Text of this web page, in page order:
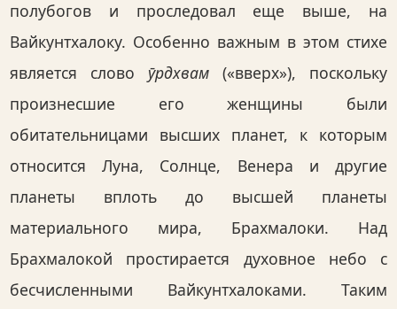
полубогов и проследовал еще выше, на
Вайкунтхалоку. Особенно важным в этом стихе
является слово ӯрдхвам («вверх»), поскольку
произнесшие его женщины были
обитательницами высших планет, к которым
относится Луна, Солнце, Венера и другие
планеты вплоть до высшей планеты
материального мира, Брахмалоки. Над
Брахмалокой простирается духовное небо с
бесчисленными Вайкунтхалоками. Таким